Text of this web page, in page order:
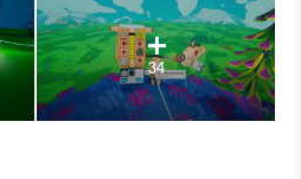
34